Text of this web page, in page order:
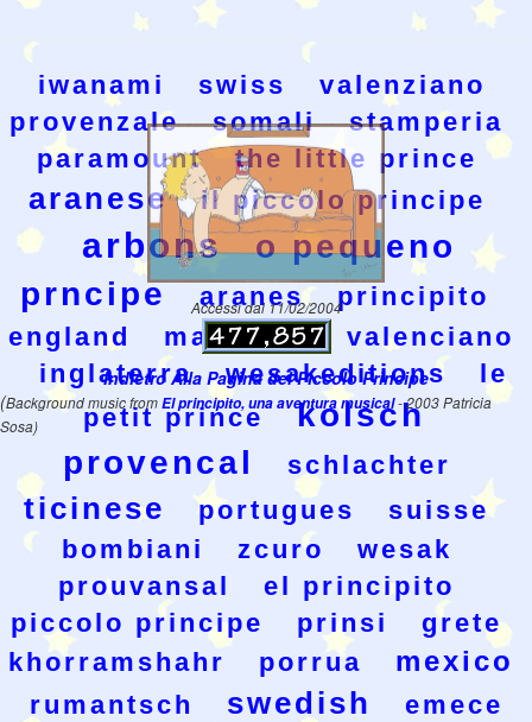
iwanami swiss
valenziano
provenzale
somali
stamperia
paramount
the little prince
aranese il piccolo principe
arbons
o pequeno
prncipe
aranes
principito
england
mammoth
valenciano
inglaterra
wesakeditions
le
petit prince
kolsch
provencal
schlachter
ticinese portugues
suisse
bombiani
zcuro
wesak
prouvansal
el principito
piccolo principe
prinsi
grete
khorramshahr
porrua mexico
rumantsch swedish emece
Accessi dal 11/02/2004
Indietro Alla Pagina del Piccolo Principe
(Background music fromEl principito, una aventura musical- 2003 Patricia
Sosa)